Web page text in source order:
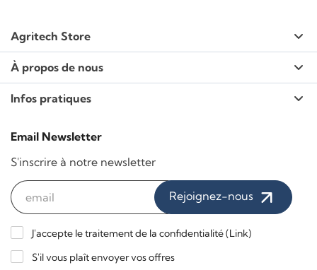
Agritech Store
À propos de nous
Infos pratiques
Email Newsletter
S'inscrire à notre newsletter
Rejoignez-nous
J'accepte le traitement de la confidentialité (Link)
S'il vous plaît envoyer vos offres